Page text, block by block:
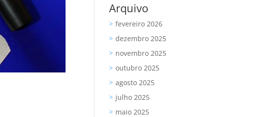
Arquivo
fevereiro 2026
dezembro 2025
novembro 2025
outubro 2025
agosto 2025
julho 2025
maio 2025